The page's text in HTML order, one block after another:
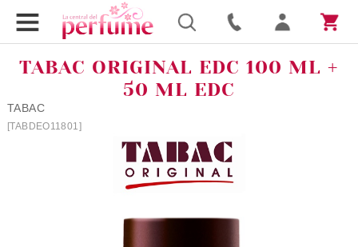
TABAC ORIGINAL EDC 100 ML +
50 ML EDC
TABAC
[TABDEO11801]